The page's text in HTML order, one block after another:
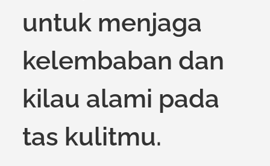
untuk menjaga
kelembaban dan
kilau alami pada
tas kulitmu.